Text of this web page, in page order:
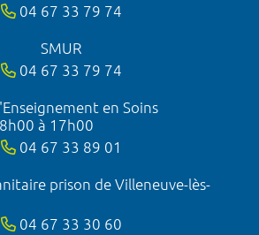
04 67 33 79 74
SMUR
04 67 33 79 74
en Soins
à 17h00
04 67 33 89 01
prison de Villeneuve-lès-
04 67 33 30 60